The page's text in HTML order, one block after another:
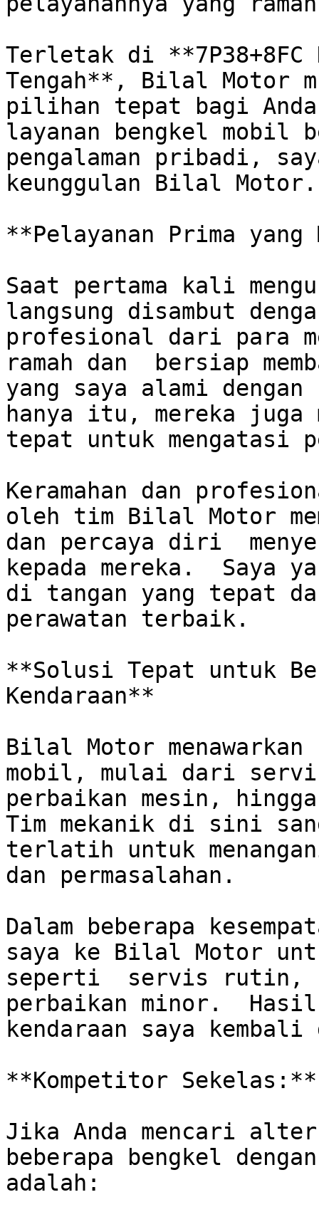
Terletak di **7P38+8FC
Tengah**, Bilal Motor
pilihan tepat bagi Anda
layanan bengkel
pengalaman pribadi,
keunggulan Bilal
**Pelayanan Prima yang
Saat pertama kali
langsung disambut
profesional dari para
ramah dan  bersiap
yang saya alami
hanya itu, mereka juga
tepat untuk mengatasi
Keramahan dan
oleh tim Bilal Motor
dan percaya diri
kepada mereka.  Saya
di tangan yang tepat
perawatan terbaik.
**Solusi Tepat untuk
Kendaraan**
Bilal Motor
mobil, mulai dari
perbaikan mesin,
Tim mekanik di sini
terlatih untuk
dan permasalahan.
Dalam beberapa
saya ke Bilal Motor
seperti  servis rutin,
perbaikan minor.
kendaraan saya
**Kompetitor Sekelas:**
Jika Anda mencari
beberapa bengkel
adalah: